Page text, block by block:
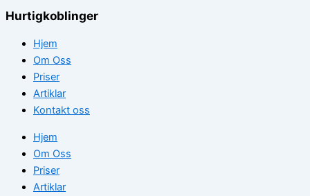
Hurtigkoblinger
Hjem
Om Oss
Priser
Artiklar
Kontakt oss
Hjem
Om Oss
Priser
Artiklar